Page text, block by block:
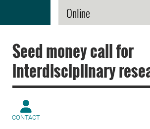
Online
Seed money call for
interdisciplinary
CONTACT